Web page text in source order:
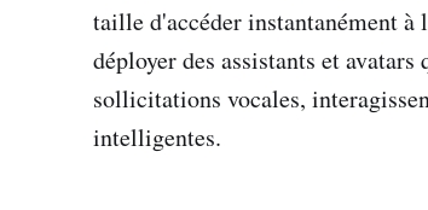
taille d'accéder instantanément à
déployer des assistants et
sollicitations vocales,
intelligentes.